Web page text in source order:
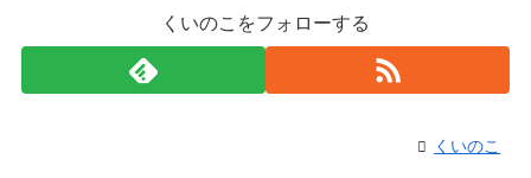
くいのこをフォローする
くいのこ